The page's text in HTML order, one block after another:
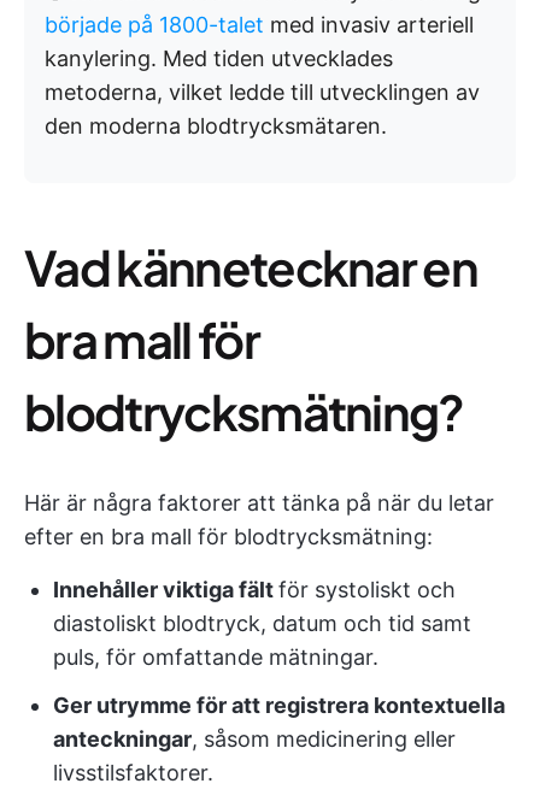
började på 1800-talet med invasiv arteriell
kanylering. Med tiden utvecklades
metoderna, vilket ledde till utvecklingen av
den moderna blodtrycksmätaren.
Vad kännetecknar en
bra mall för
blodtrycksmätning?
Här är några faktorer att tänka på när du letar
efter en bra mall för blodtrycksmätning:
Innehåller viktiga fältför systoliskt och
diastoliskt blodtryck, datum och tid samt
puls, för omfattande mätningar.
Ger utrymme för att registrera kontextuella
anteckningar, såsom medicinering eller
livsstilsfaktorer.